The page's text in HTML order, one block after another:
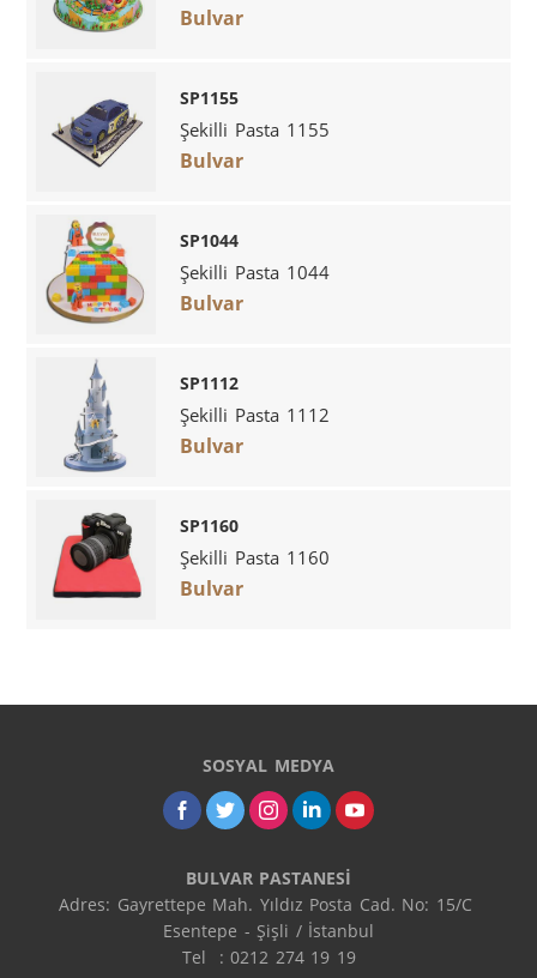
Bulvar
SP1155
Şekilli Pasta 1155
Bulvar
SP1044
Şekilli Pasta 1044
Bulvar
SP1112
Şekilli Pasta 1112
Bulvar
SP1160
Şekilli Pasta 1160
Bulvar
SOSYAL MEDYA
BULVAR PASTANESİ
Adres: Gayrettepe Mah. Yıldız Posta Cad. No: 15/C
Esentepe - Şişli / İstanbul
Tel  : 0212 274 19 19